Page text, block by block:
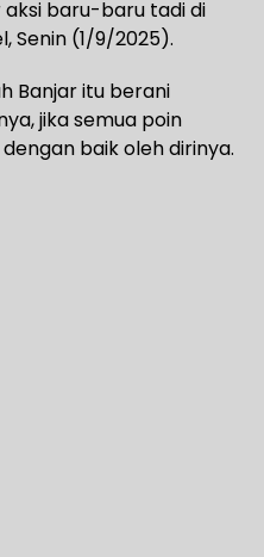
baru-baru tadi di
Senin (1/9/2025).
Banjar itu berani
jika semua poin
baik oleh dirinya.